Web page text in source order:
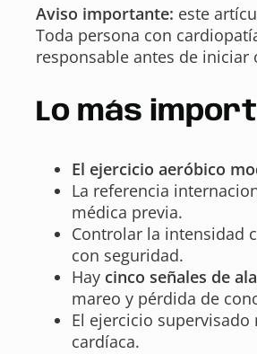
Aviso importante: este
Toda persona con
responsable antes de
Lo más
El ejercicio aeróbico
La referencia
médica previa.
Controlar la intensidad
con seguridad.
Hay cinco señales de
mareo y pérdida de
El ejercicio
cardíaca.